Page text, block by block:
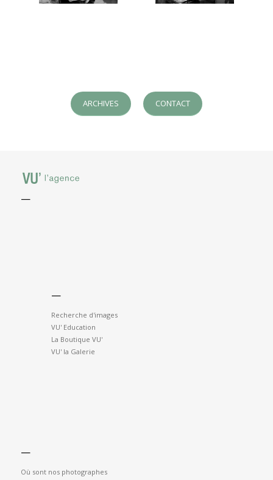
ARCHIVES CONTACT
—
—
Recherche d'images
VU' Education
La Boutique VU'
VU' la Galerie
—
Où sont nos photographes